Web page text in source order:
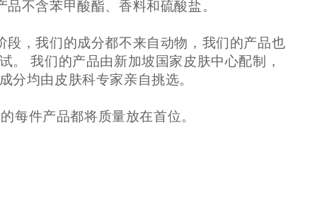
品不含苯甲酸酯、香料和硫酸盐。
段，我们的成分都不来自动物，我们的产品也
。 我们的产品由新加坡国家皮肤中心配制，
分均由皮肤科专家亲自挑选。
每件产品都将质量放在首位。